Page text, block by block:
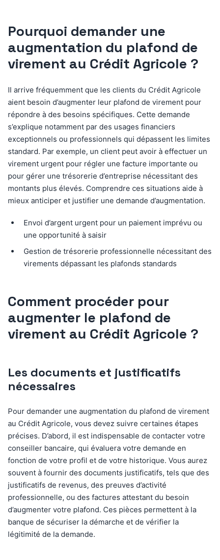
Pourquoi demander une
augmentation du plafond de
virement au Crédit Agricole ?
Il arrive fréquemment que les clients du Crédit Agricole
aient besoin d’augmenter leur plafond de virement pour
répondre à des besoins spécifiques. Cette demande
s’explique notamment par des usages financiers
exceptionnels ou professionnels qui dépassent les limites
standard. Par exemple, un client peut avoir à effectuer un
virement urgent pour régler une facture importante ou
pour gérer une trésorerie d’entreprise nécessitant des
montants plus élevés. Comprendre ces situations aide à
mieux anticiper et justifier une demande d’augmentation.
Envoi d’argent urgent pour un paiement imprévu ou
une opportunité à saisir
Gestion de trésorerie professionnelle nécessitant des
virements dépassant les plafonds standards
Comment procéder pour
augmenter le plafond de
virement au Crédit Agricole ?
Les documents et justificatifs
nécessaires
Pour demander une augmentation du plafond de virement
au Crédit Agricole, vous devez suivre certaines étapes
précises. D’abord, il est indispensable de contacter votre
conseiller bancaire, qui évaluera votre demande en
fonction de votre profil et de votre historique. Vous aurez
souvent à fournir des documents justificatifs, tels que des
justificatifs de revenus, des preuves d’activité
professionnelle, ou des factures attestant du besoin
d’augmenter votre plafond. Ces pièces permettent à la
banque de sécuriser la démarche et de vérifier la
légitimité de la demande.